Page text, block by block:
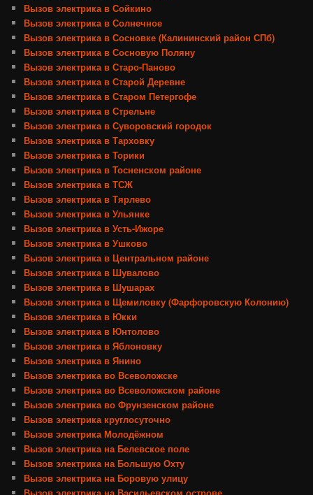
Вызов электрика в Сойкино
Вызов электрика в Солнечное
Вызов электрика в Сосновке (Калининский район СПб)
Вызов электрика в Сосновую Поляну
Вызов электрика в Старо-Паново
Вызов электрика в Старой Деревне
Вызов электрика в Старом Петергофе
Вызов электрика в Стрельне
Вызов электрика в Суворовский городок
Вызов электрика в Тарховку
Вызов электрика в Торики
Вызов электрика в Тосненском районе
Вызов электрика в ТСЖ
Вызов электрика в Тярлево
Вызов электрика в Ульянке
Вызов электрика в Усть-Ижоре
Вызов электрика в Ушково
Вызов электрика в Центральном районе
Вызов электрика в Шувалово
Вызов электрика в Шушарах
Вызов электрика в Щемиловку (Фарфоровскую Колонию)
Вызов электрика в Юкки
Вызов электрика в Юнтолово
Вызов электрика в Яблоновку
Вызов электрика в Янино
Вызов электрика во Всеволожске
Вызов электрика во Всеволожском районе
Вызов электрика во Фрунзенском районе
Вызов электрика круглосуточно
Вызов электрика Молодёжном
Вызов электрика на Белевское поле
Вызов электрика на Большую Охту
Вызов электрика на Боровую улицу